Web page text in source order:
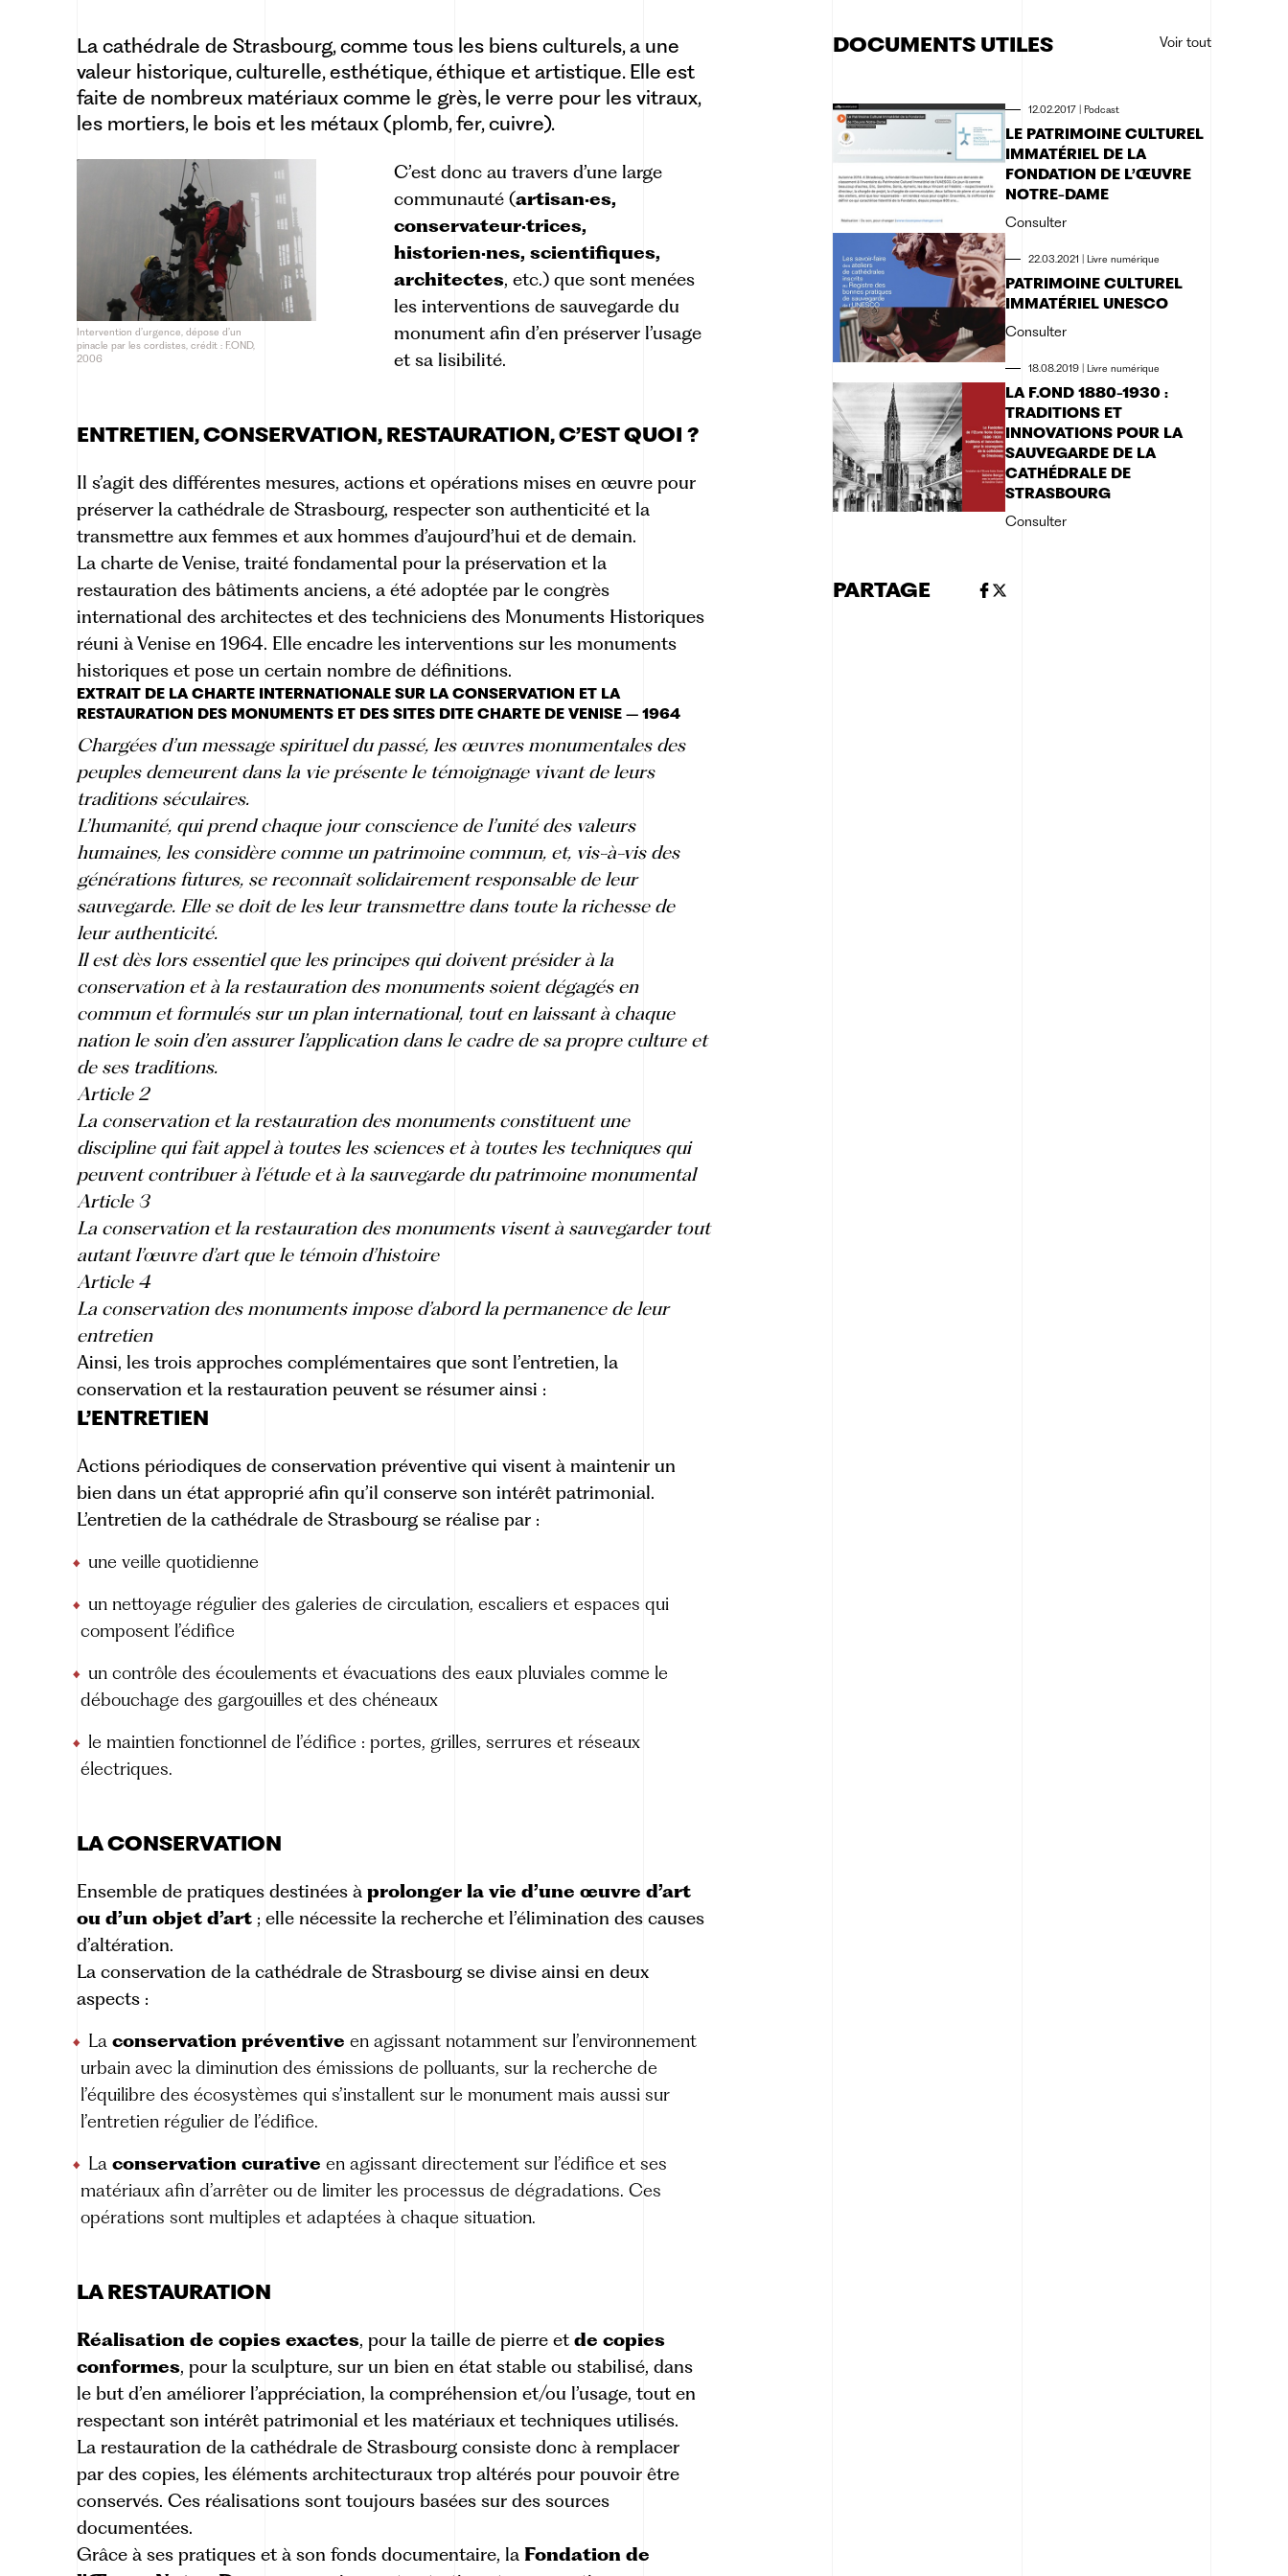
La cathédrale de Strasbourg, comme tous les biens culturels, a une
valeur historique, culturelle, esthétique, éthique et artistique. Elle est
faite de nombreux matériaux comme le grès, le verre pour les vitraux,
les mortiers, le bois et les métaux (plomb, fer, cuivre).
Intervention d’urgence, dépose d’un
pinacle par les cordistes, crédit : F.OND,
2006
C’est donc au travers d’une large
communauté (artisan·es,
conservateur·trices,
historien·nes, scientifiques,
architectes, etc.) que sont menées
les interventions de sauvegarde du
monument afin d’en préserver l’usage
et sa lisibilité.
ENTRETIEN, CONSERVATION, RESTAURATION, C’EST QUOI ?
Il s’agit des différentes mesures, actions et opérations mises en œuvre pour
préserver la cathédrale de Strasbourg, respecter son authenticité et la
transmettre aux femmes et aux hommes d’aujourd’hui et de demain.
La charte de Venise, traité fondamental pour la préservation et la
restauration des bâtiments anciens, a été adoptée par le congrès
international des architectes et des techniciens des Monuments Historiques
réuni à Venise en 1964. Elle encadre les interventions sur les monuments
historiques et pose un certain nombre de définitions.
EXTRAIT DE LA CHARTE INTERNATIONALE SUR LA CONSERVATION ET LA
RESTAURATION DES MONUMENTS ET DES SITES DITE CHARTE DE VENISE – 1964
Chargées d’un message spirituel du passé, les œuvres monumentales des
peuples demeurent dans la vie présente le témoignage vivant de leurs
traditions séculaires.
L’humanité, qui prend chaque jour conscience de l’unité des valeurs
humaines, les considère comme un patrimoine commun, et, vis-à-vis des
générations futures, se reconnaît solidairement responsable de leur
sauvegarde. Elle se doit de les leur transmettre dans toute la richesse de
leur authenticité.
Il est dès lors essentiel que les principes qui doivent présider à la
conservation et à la restauration des monuments soient dégagés en
commun et formulés sur un plan international, tout en laissant à chaque
nation le soin d’en assurer l’application dans le cadre de sa propre culture et
de ses traditions.
Article 2
La conservation et la restauration des monuments constituent une
discipline qui fait appel à toutes les sciences et à toutes les techniques qui
peuvent contribuer à l’étude et à la sauvegarde du patrimoine monumental
Article 3
La conservation et la restauration des monuments visent à sauvegarder tout
autant l’œuvre d’art que le témoin d’histoire
Article 4
La conservation des monuments impose d’abord la permanence de leur
entretien
Ainsi, les trois approches complémentaires que sont l’entretien, la
conservation et la restauration peuvent se résumer ainsi :
L’ENTRETIEN
Actions périodiques de conservation préventive qui visent à maintenir un
bien dans un état approprié afin qu’il conserve son intérêt patrimonial.
L’entretien de la cathédrale de Strasbourg se réalise par :
une veille quotidienne
un nettoyage régulier des galeries de circulation, escaliers et espaces qui
composent l’édifice
un contrôle des écoulements et évacuations des eaux pluviales comme le
débouchage des gargouilles et des chéneaux
le maintien fonctionnel de l’édifice : portes, grilles, serrures et réseaux
électriques.
LA CONSERVATION
Ensemble de pratiques destinées à prolonger la vie d’une œuvre d’art
ou d’un objet d’art ; elle nécessite la recherche et l’élimination des causes
d’altération.
La conservation de la cathédrale de Strasbourg se divise ainsi en deux
aspects :
Laconservation préventive en agissant notamment sur l’environnement
urbain avec la diminution des émissions de polluants, sur la recherche de
l’équilibre des écosystèmes qui s’installent sur le monument mais aussi sur
l’entretien régulier de l’édifice.
Laconservation curative en agissant directement sur l’édifice et ses
matériaux afin d’arrêter ou de limiter les processus de dégradations. Ces
opérations sont multiples et adaptées à chaque situation.
LA RESTAURATION
Réalisation de copies exactes, pour la taille de pierre et de copies
conformes, pour la sculpture, sur un bien en état stable ou stabilisé, dans
le but d’en améliorer l’appréciation, la compréhension et/ou l’usage, tout en
respectant son intérêt patrimonial et les matériaux et techniques utilisés.
La restauration de la cathédrale de Strasbourg consiste donc à remplacer
par des copies, les éléments architecturaux trop altérés pour pouvoir être
conservés. Ces réalisations sont toujours basées sur des sources
documentées.
Grâce à ses pratiques et à son fonds documentaire, la Fondation de
DOCUMENTS UTILES Voir tout
12.02.2017 |Podcast
LE PATRIMOINE CULTUREL
IMMATÉRIEL DE LA
FONDATION DE L’ŒUVRE
NOTRE-DAME
Consulter
22.03.2021 |Livre numérique
PATRIMOINE CULTUREL
IMMATÉRIEL UNESCO
Consulter
18.08.2019 |Livre numérique
LA F.OND 1880-1930 :
TRADITIONS ET
INNOVATIONS POUR LA
SAUVEGARDE DE LA
CATHÉDRALE DE
STRASBOURG
Consulter
PARTAGE